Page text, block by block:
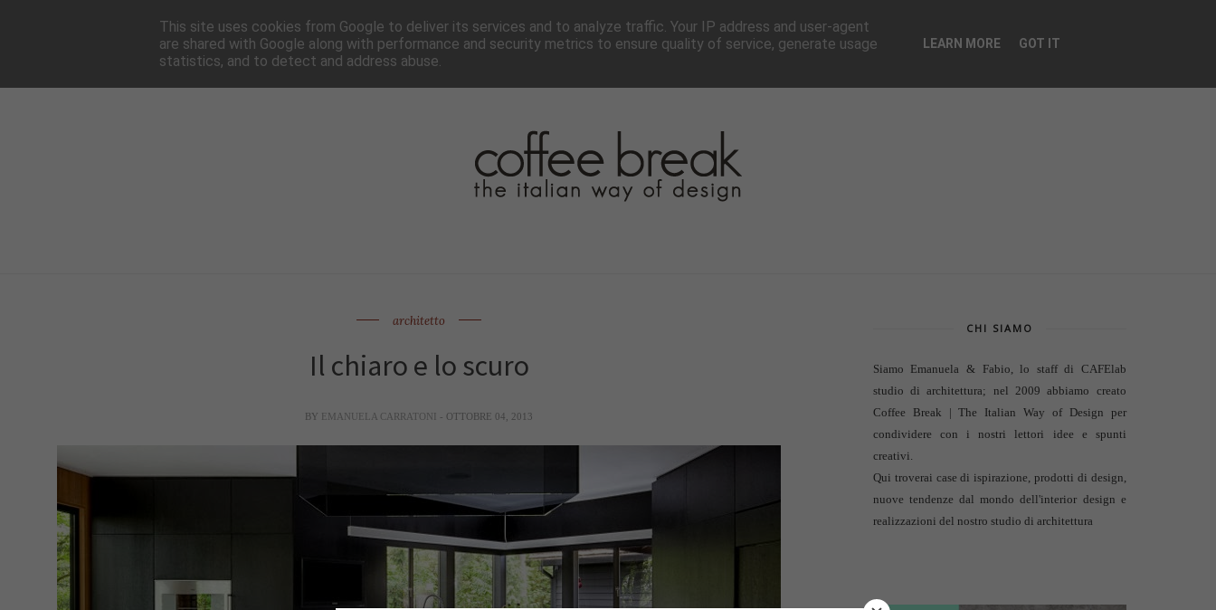
HOME NEWSLETTER CHI SIAMO▼ PAGINE▼ COLLABORA PRESS CONTATTI
architetto
Il chiaro e lo scuro
BY EMANUELA CARRATONI - OTTOBRE 04, 2013
CHI SIAMO
Siamo Emanuela & Fabio, lo staff di CAFElab
studio di architettura; nel 2009 abbiamo creato
Coffee Break | The Italian Way of Design per
condividere con i nostri lettori idee e spunti
creativi.
Qui troverai case di ispirazione, prodotti di design,
nuove tendenze dal mondo dell'interior design e
realizzazioni del nostro studio di architettura
This site uses cookies from Google to deliver its services and to analyze traffic. Your IP address and user-agent
are shared with Google along with performance and security metrics to ensure quality of service, generate usage
statistics, and to detect and address abuse.
LEARN MORE GOT IT